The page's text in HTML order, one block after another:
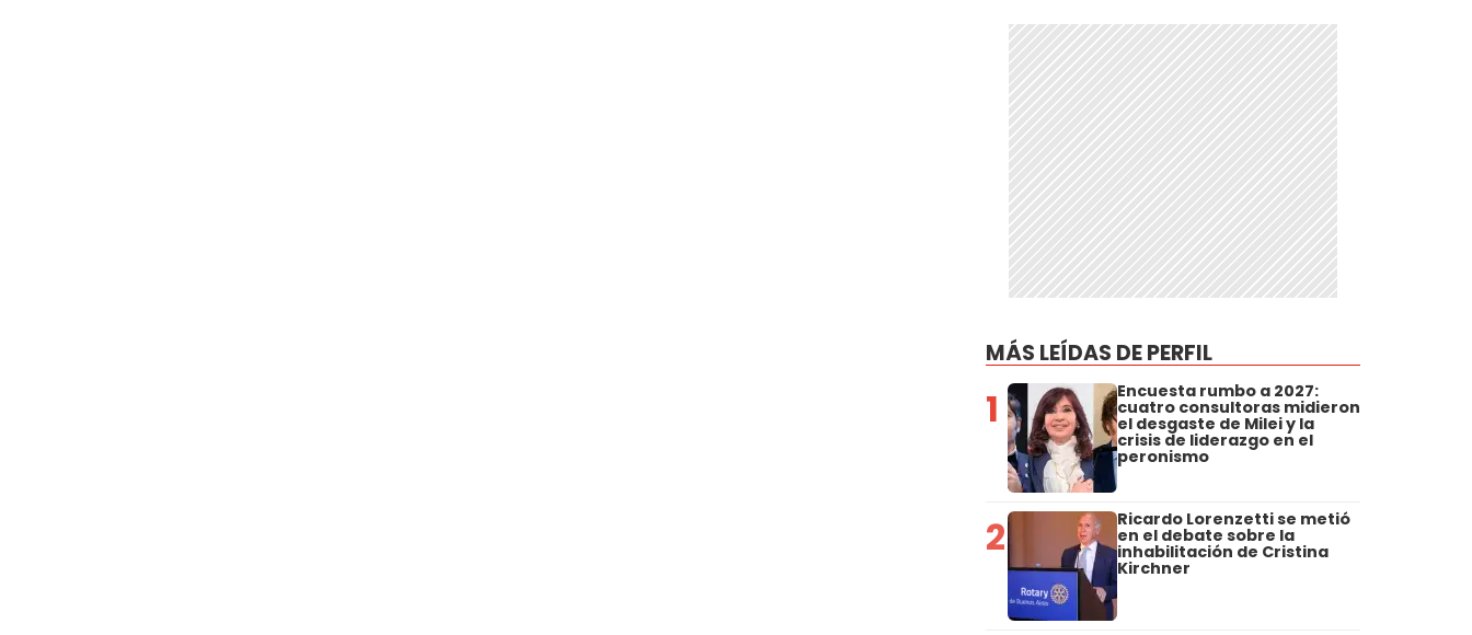
MÁS LEÍDAS DE PERFIL
1 Encuesta rumbo a 2027:
cuatro consultoras midieron
el desgaste de Milei y la
crisis de liderazgo en el
peronismo
2 Ricardo Lorenzetti se metió
en el debate sobre la
inhabilitación de Cristina
Kirchner